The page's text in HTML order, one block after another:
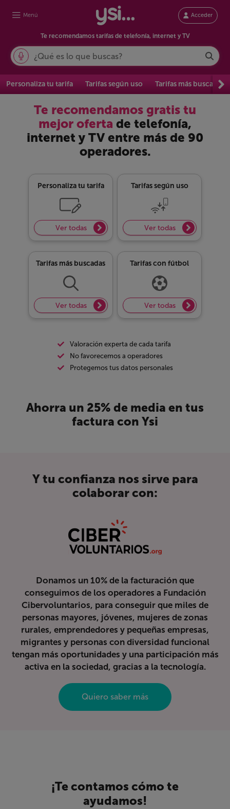
Te recomendamos tarifas de telefonía, internet y TV
Personaliza tu tarifa Tarifas según uso Tarifas más buscadas
Te recomendamos gratis tu
mejor oferta de telefonía,
internet y TV entre más de 90
operadores.
Personaliza tu tarifa
Ver todas
Tarifas según uso
Ver todas
Tarifas más buscadas
Ver todas
Tarifas con fútbol
Ver todas
Valoración experta de cada tarifa
No favorecemos a operadores
Protegemos tus datos personales
Ahorra un 25% de media en tus
factura con Ysi
Y tu confianza nos sirve para
colaborar con:
Donamos un 10% de la facturación que
conseguimos de los operadores a Fundación
Cibervoluntarios, para conseguir que miles de
personas mayores, jóvenes, mujeres de zonas
rurales, emprendedores y pequeñas empresas,
migrantes y personas con diversidad funcional
tengan más oportunidades y una participación más
activa en la sociedad, gracias a la tecnología.
Quiero saber más
¡Te contamos cómo te
ayudamos!
Menú Acceder